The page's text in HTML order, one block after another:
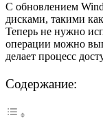
С обновлением
дисками, такими
Теперь не нужно
операции можно
делает процесс
Содержание: